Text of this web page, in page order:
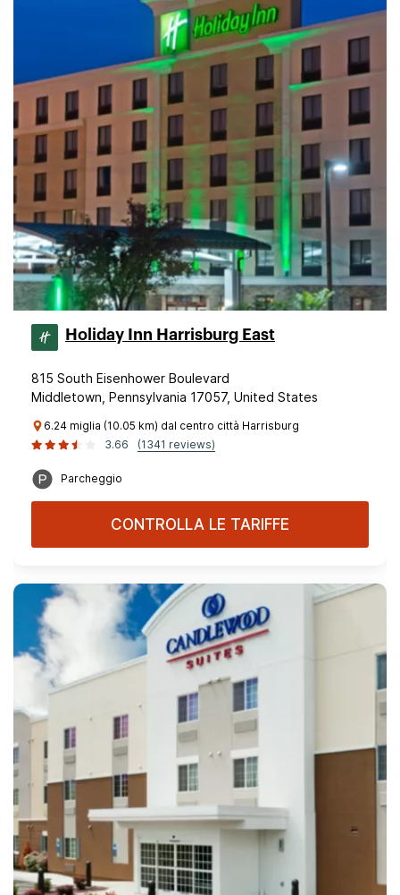
Holiday Inn Harrisburg East
815 South Eisenhower Boulevard
Middletown, Pennsylvania 17057, United States
6.24 miglia (10.05 km) dal centro città Harrisburg
3.66
(1341 reviews)
Parcheggio
CONTROLLA LE TARIFFE